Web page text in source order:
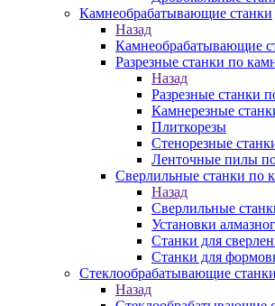
Камнеобрабатывающие станки
Назад
Камнеобрабатывающие
Разрезные станки по
Назад
Разрезные станки
Камнерезные
Плиткорезы
Стенорезные
Ленточные пилы по
Сверлильные станки по
Назад
Сверлильные
Установки
Станки для
Станки для
Стеклообрабатывающие станки
Назад